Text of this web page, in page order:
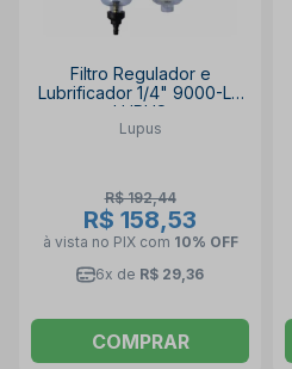
Filtro Regulador e
Lubrificador 1/4" 9000-LC
LUPUS
Lupus
R$ 192,44
R$ 158,53
à vista no PIX com 10% OFF
6x de R$ 29,36
COMPRAR